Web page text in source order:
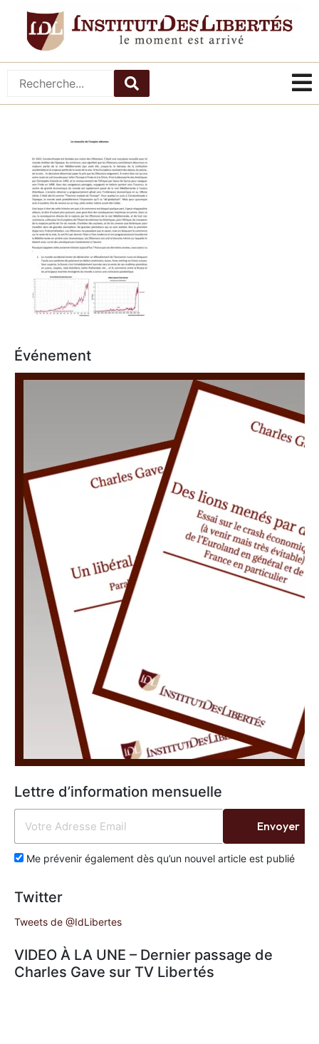
Événement
Lettre d’information mensuelle
Me prévenir également dès qu’un nouvel article est publié
Envoyer
Twitter
Tweets de @IdLibertes
VIDEO À LA UNE – Dernier passage de
Charles Gave sur TV Libertés